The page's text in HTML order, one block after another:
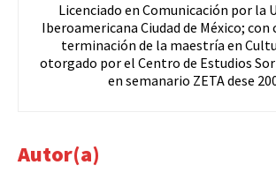
Licenciado en Comunicación por la
Iberoamericana Ciudad de México;
terminación de la maestría en
otorgado por el Centro de Estudios
en semanario ZETA dese
Autor(a)